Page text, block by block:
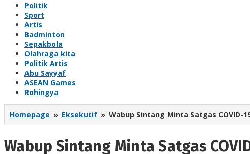
Politik
Sport
Artis
Badminton
Sepakbola
Olahraga kita
Politik Artis
Abu Sayyaf
ASEAN Games
Rohingya
Homepage » Eksekutif » Wabup Sintang Minta Satgas COVID-
Wabup Sintang Minta Satgas